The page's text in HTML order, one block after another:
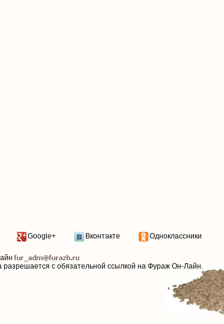
Google+ Вконтакте Одноклассники
разрешается с обязательной ссылкой на Фураж Он-Лайн.